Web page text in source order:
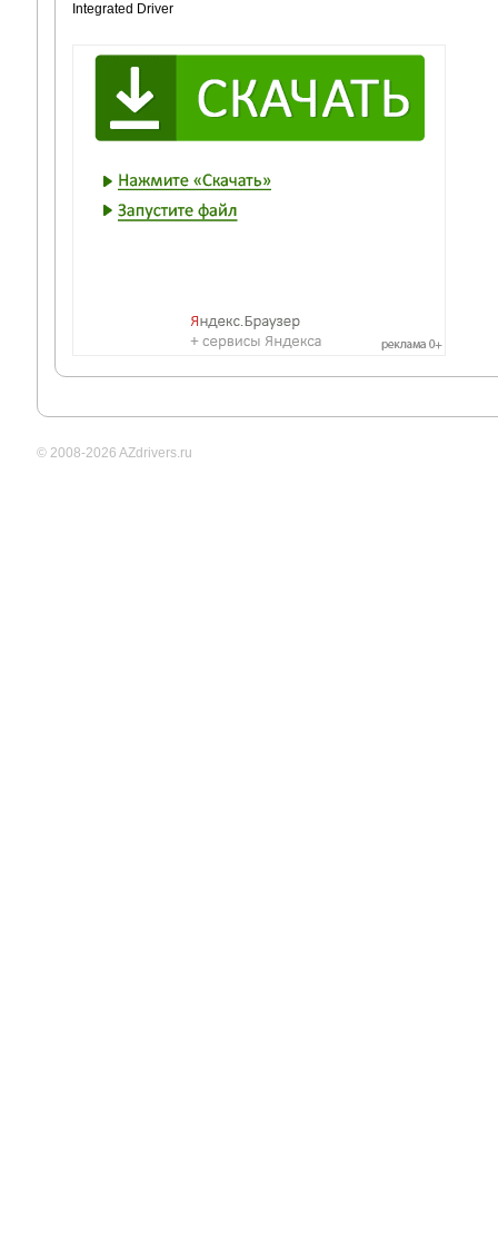
Integrated Driver
© 2008-2026 AZdrivers.ru